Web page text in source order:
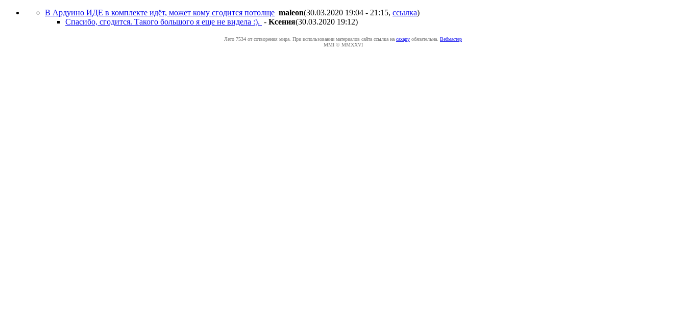
В Ардуино ИДЕ в комплекте идёт, может кому сгодится потолще maleon(30.03.2020 19:04 - 21:15, ссылка)
Спасибо, сгодится. Такого большого я еще не видела :). - Kceния(30.03.2020 19:12)
Лето 7534 от сотворения мира. При использовании материалов сайта ссылка на caxapу обязательна. Вебмастер
MMI © MMXXVI